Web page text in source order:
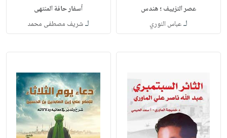
عصر التزييف ؛ هندس
لـعباس النوري
أسفار حافة المنتهى
لـشريف مصطفى محمد